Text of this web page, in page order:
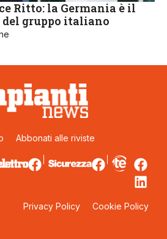
Ritto: la Germania è il
del gruppo italiano
Abbonati alle riviste
Privacy Policy Cookie Policy